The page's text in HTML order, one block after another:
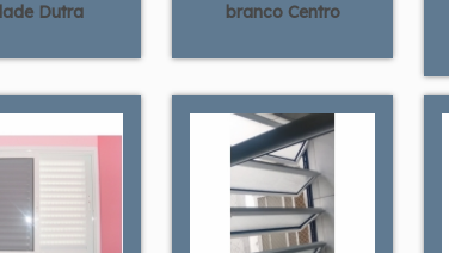
Dutra
branco Centro